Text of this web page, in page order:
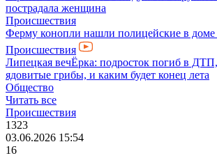
пострадала женщина
Происшествия
Ферму конопли нашли полицейские в доме
Происшествия
Липецкая вечЁрка: подросток погиб в
ядовитые грибы, и каким будет конец лета
Общество
Читать все
Происшествия
1323
03.06.2026 15:54
16